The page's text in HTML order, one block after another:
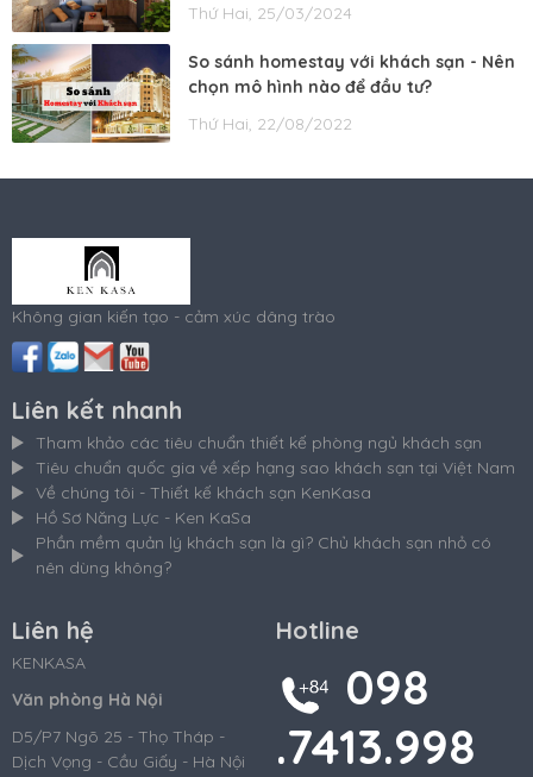
Thứ Hai, 25/03/2024
So sánh homestay với khách sạn - Nên
chọn mô hình nào để đầu tư?
Thứ Hai, 22/08/2022
Không gian kiến tạo - cảm xúc dâng trào
Liên kết nhanh
Tham khảo các tiêu chuẩn thiết kế phòng ngủ khách sạn
Tiêu chuẩn quốc gia về xếp hạng sao khách sạn tại Việt Nam
Về chúng tôi - Thiết kế khách sạn KenKasa
Hồ Sơ Năng Lực - Ken KaSa
Phần mềm quản lý khách sạn là gì? Chủ khách sạn nhỏ có
nên dùng không?
Liên hệ
KENKASA
Văn phòng Hà Nội
D5/P7 Ngõ 25 - Thọ Tháp -
Dịch Vọng - Cầu Giấy - Hà Nội
Hotline
098
.7413.998